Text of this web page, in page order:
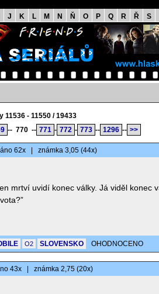
J K L M N Ň O P Q R Ř S
11536 - 11550 / 19433
-- 770 -- 771 - 772 - 773 -- 1296 -- >>
62x známka 3,05 (44x)
mrtví uvidí konec války. Já viděl konec
O2 SLOVENSKO OHODNOCENO
43x známka 2,75 (20x)